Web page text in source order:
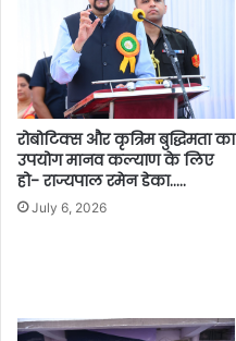
रोबोटिक्स और कृत्रिम बुद्धिमता का
उपयोग मानव कल्याण के लिए
हो- राज्यपाल रमेन डेका…..
July 6, 2026